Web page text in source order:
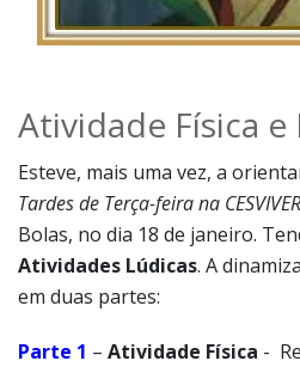
Atividade Física e
Esteve, mais uma vez, a
Tardes de Terça-feira na CESVIVER
Bolas, no dia 18 de janeiro.
Atividades Lúdicas. A
em duas partes:
Parte 1 – Atividade Física -